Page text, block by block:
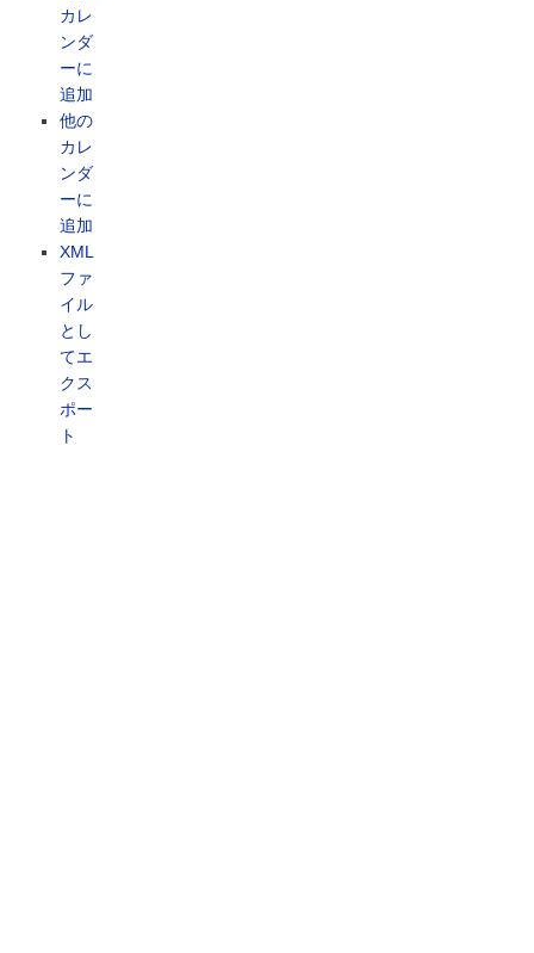
カレ
ンダ
ーに
追加
他の
カレ
ンダ
ーに
追加
XML
ファ
イル
とし
てエ
クス
ポー
ト